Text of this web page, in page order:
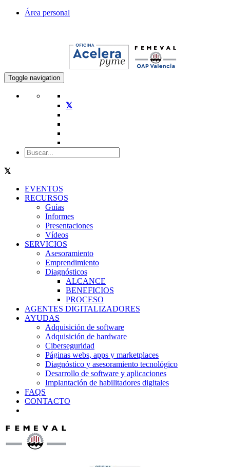
Área personal
Toggle navigation
EVENTOS
RECURSOS
Guías
Informes
Presentaciones
Vídeos
SERVICIOS
Asesoramiento
Emprendimiento
Diagnósticos
ALCANCE
BENEFICIOS
PROCESO
AGENTES DIGITALIZADORES
AYUDAS
Adquisición de software
Adquisición de hardware
Ciberseguridad
Páginas webs, apps y marketplaces
Diagnóstico y asesoramiento tecnológico
Desarrollo de software y aplicaciones
Implantación de habilitadores digitales
FAQS
CONTACTO